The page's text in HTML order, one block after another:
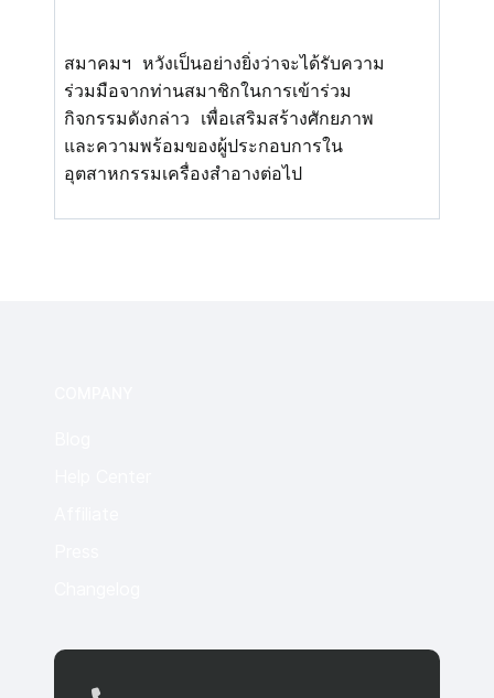
สมาคมฯ หวังเป็นอย่างยิ่งว่าจะได้รับความ
ร่วมมือจากท่านสมาชิกในการเข้าร่วม
กิจกรรมดังกล่าว เพื่อเสริมสร้างศักยภาพ
และความพร้อมของผู้ประกอบการใน
อุตสาหกรรมเครื่องสำอางต่อไป